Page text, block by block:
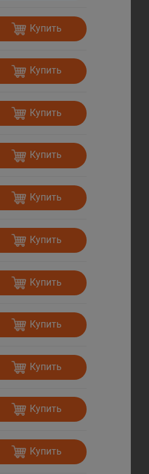
Купить
Купить
Купить
Купить
Купить
Купить
Купить
Купить
Купить
Купить
Купить